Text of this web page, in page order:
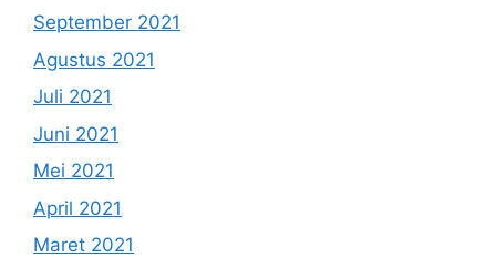
September 2021
Agustus 2021
Juli 2021
Juni 2021
Mei 2021
April 2021
Maret 2021